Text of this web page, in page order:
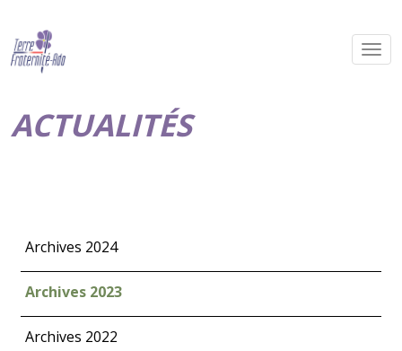
ACTUALITÉS
Archives 2024
Archives 2023
Archives 2022